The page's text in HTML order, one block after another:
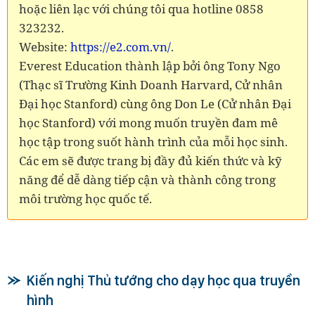
hoặc liên lạc với chúng tôi qua hotline 0858
323232.
Website: https://e2.com.vn/.
Everest Education thành lập bởi ông Tony Ngo
(Thạc sĩ Trường Kinh Doanh Harvard, Cử nhân
Đại học Stanford) cùng ông Don Le (Cử nhân Đại
học Stanford) với mong muốn truyền đam mê
học tập trong suốt hành trình của mỗi học sinh.
Các em sẽ được trang bị đầy đủ kiến thức và kỹ
năng để dễ dàng tiếp cận và thành công trong
môi trường học quốc tế.
Kiến nghị Thủ tướng cho dạy học qua truyền
hình